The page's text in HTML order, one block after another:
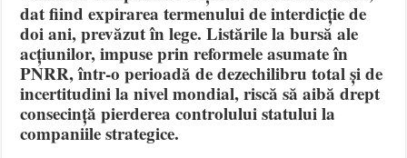
dat fiind expirarea termenului de interdicție de
doi ani, prevăzut în lege. Listările la bursă ale
acțiunilor, impuse prin reformele asumate în
PNRR, într-o perioadă de dezechilibru total și de
incertitudini la nivel mondial, riscă să aibă drept
consecință pierderea controlului statului la
companiile strategice.